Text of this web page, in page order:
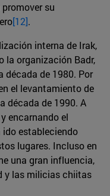
su
[12].
interna de Irak,
la organización Badr,
década de 1980. Por
el levantamiento de
década de 1990. A
encarnando el
ido estableciendo
lugares. Incluso en
una gran influencia,
y las milicias chiitas